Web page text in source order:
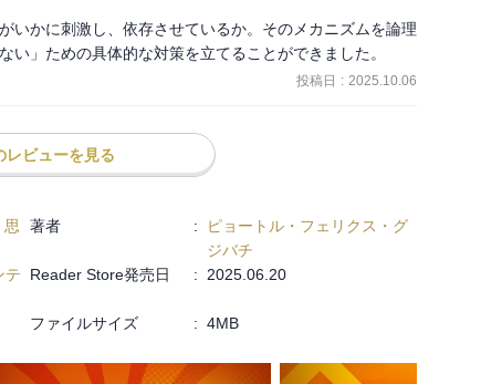
ネスをよく知る著者が、
ト」を実践的に説きます。
る」
・」
時代の新・教養書です。
うのか？
ト
いかに刺激し、依存させているか。そのメカニズムを論理
」ための具体的な対策を立てることができました。
投稿日 : 2025.10.06
レビューを見る
思
著者 :
ピョートル・フェリクス・グ
ジバチ
テ
Reader Store発売日 : 2025.06.20
ファイルサイズ : 4MB